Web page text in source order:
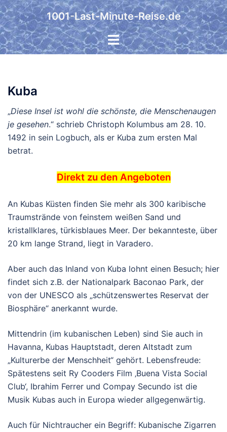
Zum
Inhalt
springen
1001-Last-Minute-Reise.de
Kuba
„Diese Insel ist wohl die schönste, die Menschenaugen
je gesehen.“ schrieb Christoph Kolumbus am 28. 10.
1492 in sein Logbuch, als er Kuba zum ersten Mal
betrat.
Direkt zu den Angeboten
An Kubas Küsten finden Sie mehr als 300 karibische
Traumstrände von feinstem weißen Sand und
kristallklares, türkisblaues Meer. Der bekannteste, über
20 km lange Strand, liegt in Varadero.
Aber auch das Inland von Kuba lohnt einen Besuch; hier
findet sich z.B. der Nationalpark Baconao Park, der
von der UNESCO als „schützenswertes Reservat der
Biosphäre“ anerkannt wurde.
Mittendrin (im kubanischen Leben) sind Sie auch in
Havanna, Kubas Hauptstadt, deren Altstadt zum
„Kulturerbe der Menschheit“ gehört. Lebensfreude:
Spätestens seit Ry Cooders Film ‚Buena Vista Social
Club‘, Ibrahim Ferrer und Compay Secundo ist die
Musik Kubas auch in Europa wieder allgegenwärtig.
Auch für Nichtraucher ein Begriff: Kubanische Zigarren